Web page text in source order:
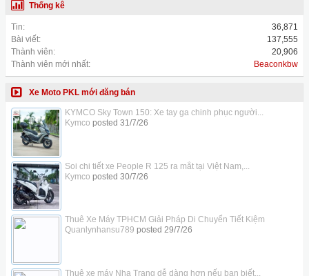
Thống kê
Tin:
36,871
Bài viết:
137,555
Thành viên:
20,906
Thành viên mới nhất:
Beaconkbw
Xe Moto PKL mới đăng bán
KYMCO Sky Town 150: Xe tay ga chinh phục người...
Kymco posted 31/7/26
Soi chi tiết xe People R 125 ra mắt tại Việt Nam,...
Kymco posted 30/7/26
Thuê Xe Máy TPHCM Giải Pháp Di Chuyển Tiết Kiệm
Quanlynhansu789 posted 29/7/26
Thuê xe máy Nha Trang dễ dàng hơn nếu bạn biết...